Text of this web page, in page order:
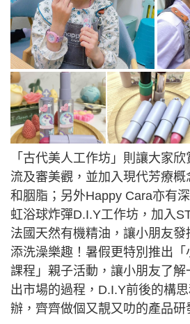
「古代美人工作坊」則讓大家
流及審美觀，並加入現代芳療
和胭脂；另外Happy Cara亦有
虹浴球炸彈D.I.Y工作坊，加入
法國天然有機精油，讓小朋友
添洗澡樂趣！暑假更特別推出
課程」親子活動，讓小朋友了
出市場的過程，D.I.Y前後的構
辦，齊齊做個又靚又叻的產品研